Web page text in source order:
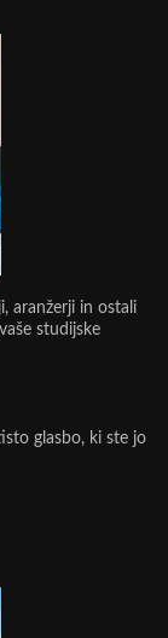
aranžerji in ostali
studijske
glasbo, ki ste jo